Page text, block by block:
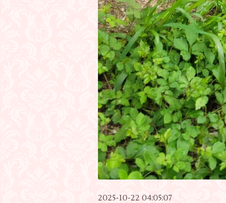
2025-10-22 04:05:07